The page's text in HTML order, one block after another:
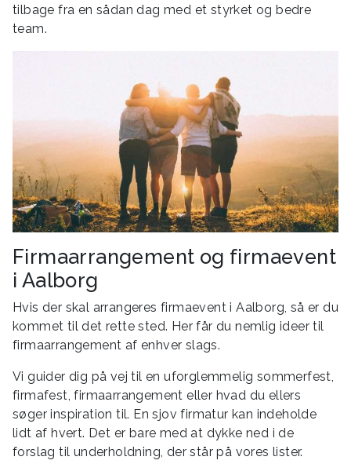
tilbage fra en sådan dag med et styrket og bedre
team.
Firmaarrangement og firmaevent
i Aalborg
Hvis der skal arrangeres firmaevent i Aalborg, så er du
kommet til det rette sted. Her får du nemlig ideer til
firmaarrangement af enhver slags.
Vi guider dig på vej til en uforglemmelig sommerfest,
firmafest, firmaarrangement eller hvad du ellers
søger inspiration til. En sjov firmatur kan indeholde
lidt af hvert. Det er bare med at dykke ned i de
forslag til underholdning, der står på vores lister.